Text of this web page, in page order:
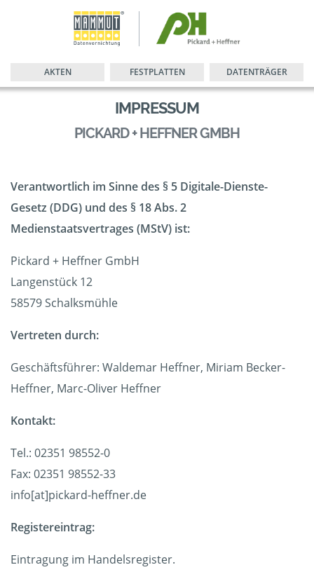
AKTEN FESTPLATTEN DATENTRÄGER
IMPRESSUM
PICKARD + HEFFNER GMBH
Verantwortlich im Sinne des § 5 Digitale-Dienste-
Gesetz (DDG) und des § 18 Abs. 2
Medienstaatsvertrages (MStV) ist:
Pickard + Heffner GmbH
Langenstück 12
58579 Schalksmühle
Vertreten durch:
Geschäftsführer: Waldemar Heffner, Miriam Becker-
Heffner, Marc-Oliver Heffner
Kontakt:
Tel.: 02351 98552-0
Fax: 02351 98552-33
info[at]pickard-heffner.de
Registereintrag:
Eintragung im Handelsregister.